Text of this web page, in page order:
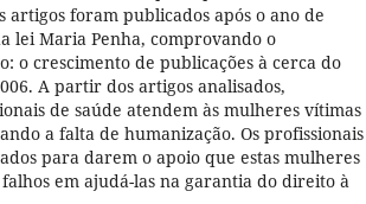
artigos foram publicados após o ano de
lei Maria Penha, comprovando o
o crescimento de publicações à cerca do
A partir dos artigos analisados,
de saúde atendem às mulheres vítimas
a falta de humanização. Os profissionais
para darem o apoio que estas mulheres
em ajudá-las na garantia do direito à